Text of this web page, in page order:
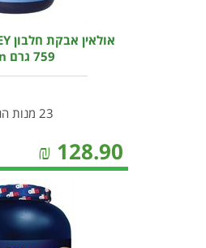
759 גרם allin
23 מנות הגשה
128.90
₪